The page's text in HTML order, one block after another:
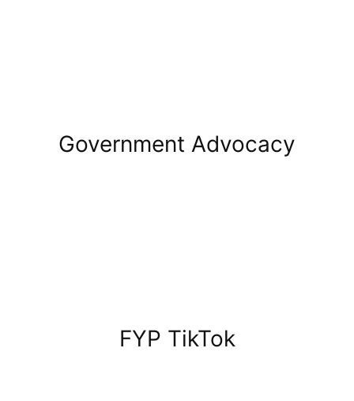
Government Advocacy
FYP TikTok